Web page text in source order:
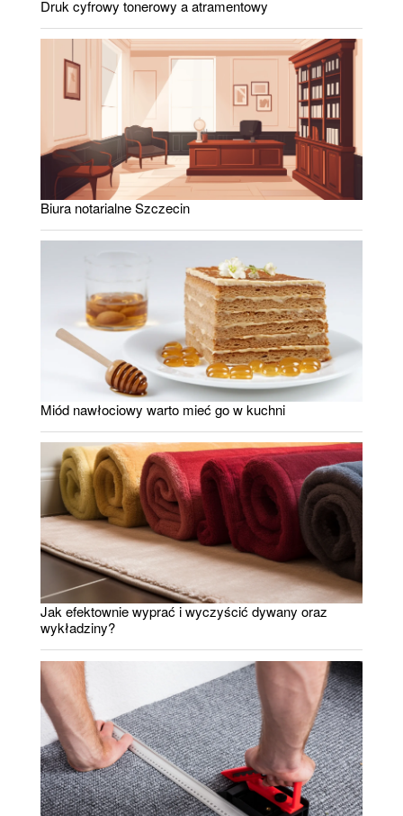
Druk cyfrowy tonerowy a atramentowy
Biura notarialne Szczecin
Miód nawłociowy warto mieć go w kuchni
Jak efektownie wyprać i wyczyścić dywany oraz
wykładziny?